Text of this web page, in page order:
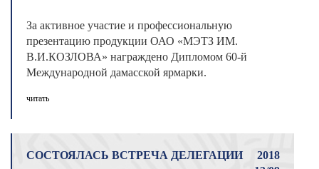
За активное участие и профессиональную
презентацию продукции ОАО «МЭТЗ ИМ.
В.И.КОЗЛОВА» награждено Дипломом 60-й
Международной дамасской ярмарки.
читать
СОСТОЯЛАСЬ ВСТРЕЧА ДЕЛЕГАЦИИ
2018